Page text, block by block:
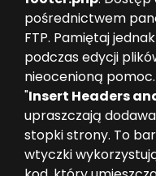
pośrednictwem
FTP. Pamiętaj
podczas edycji
nieocenioną
"Insert Headers
upraszczają
stopki strony. To
wtyczki